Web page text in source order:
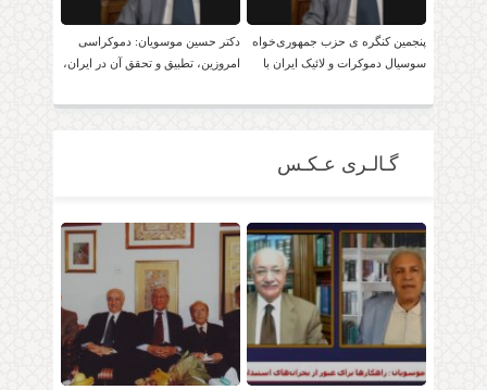
پنجمین کنگره ی حزب جمهوری‌خواه
سوسیال دموکرات و لائیک ایران با
دکتر حسین موسویان: دموکراسی
امروزین، تطبیق و تحقق آن در ایران،
گـالـری عـکـس